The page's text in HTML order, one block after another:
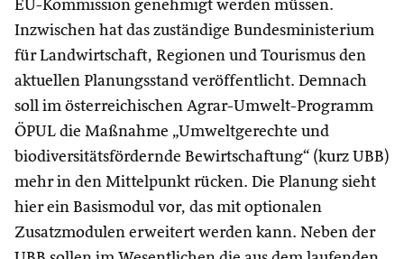
EU-Kommission genehmigt werden müssen.
Inzwischen hat das zuständige Bundesministerium
für Landwirtschaft, Regionen und Tourismus den
aktuellen Planungsstand veröffentlicht. Demnach
soll im österreichischen Agrar-Umwelt-Programm
ÖPUL die Maßnahme „Umweltgerechte und
biodiversitätsfördernde Bewirtschaftung“ (kurz UBB)
mehr in den Mittelpunkt rücken. Die Planung sieht
hier ein Basismodul vor, das mit optionalen
Zusatzmodulen erweitert werden kann. Neben der